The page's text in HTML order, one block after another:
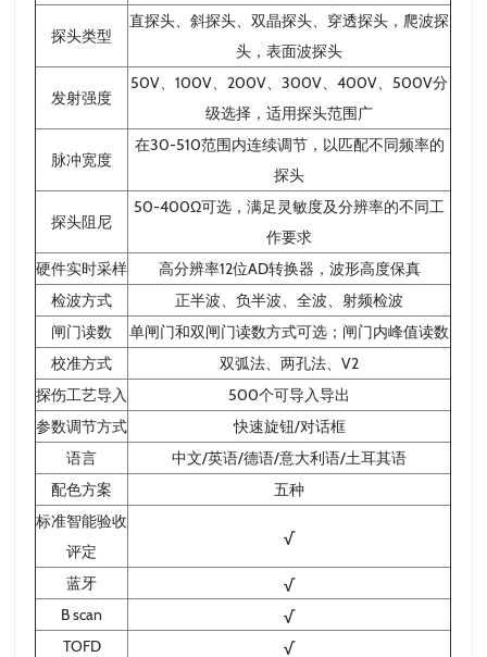
探头类型
直探头、斜探头、双晶探头、穿透探头，爬波探
头，表面波探头
发射强度
50V、100V、200V、300V、400V、500V分
级选择，适用探头范围广
脉冲宽度
在30-510范围内连续调节，以匹配不同频率的
探头
探头阻尼
50-400Ω可选，满足灵敏度及分辨率的不同工
作要求
硬件实时采样
高分辨率12位AD转换器，波形高度保真
检波方式
正半波、负半波、全波、射频检波
闸门读数
单闸门和双闸门读数方式可选；闸门内峰值读数
校准方式
双弧法、两孔法、V2
探伤工艺导入
500个可导入导出
参数调节方式
快速旋钮/对话框
语言
中文/英语/德语/意大利语/土耳其语
配色方案
五种
标准智能验收
评定
√
蓝牙
√
B scan
√
TOFD
√